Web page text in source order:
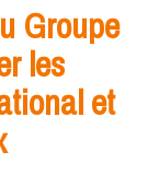
Groupe
les
et